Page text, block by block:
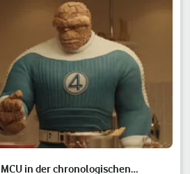
in der chronologischen